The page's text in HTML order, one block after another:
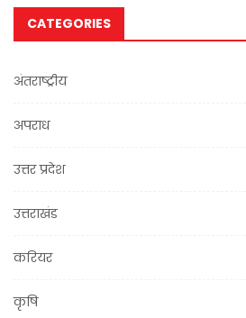
CATEGORIES
अंतराष्ट्रीय
अपराध
उत्तर प्रदेश
उत्तराखंड
करियर
कृषि